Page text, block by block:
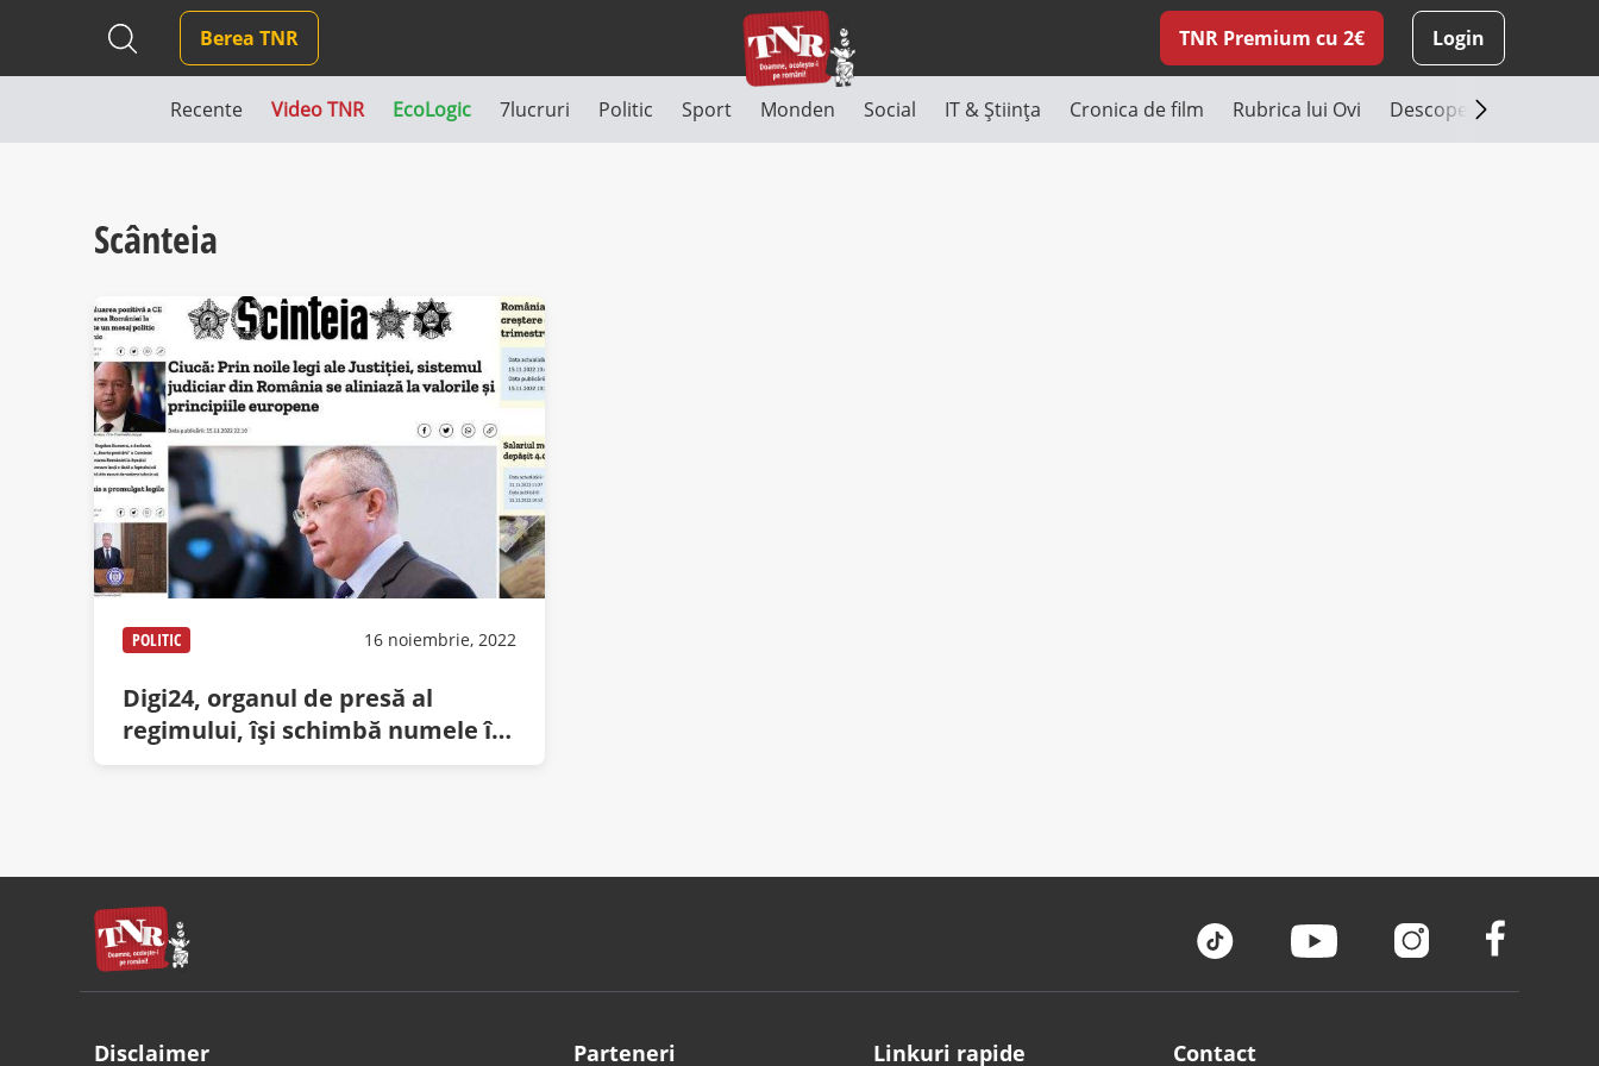
Berea TNR TNR Premium cu 2€ Login
Recente Video TNR EcoLogic 7lucruri Politic Sport Monden Social IT & Știința Cronica de film Rubrica lui Ovi Descoperă România
Scânteia
POLITIC 16 noiembrie, 2022
Digi24, organul de presă al
regimului, își schimbă numele în
Scânteia
Disclaimer Parteneri Linkuri rapide Contact